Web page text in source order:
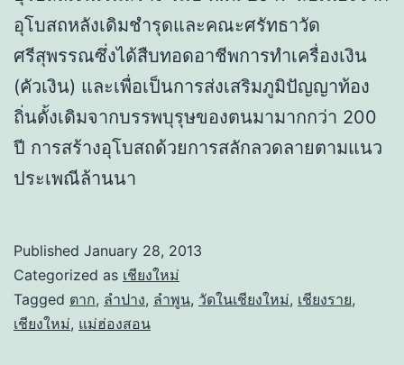
อุโบสถหลังเดิมชำรุดและคณะศรัทธาวัด
ศรีสุพรรณซึ่งได้สืบทอดอาชีพการทำเครื่องเงิน
(คัวเงิน) และเพื่อเป็นการส่งเสริมภูมิปัญญาท้อง
ถิ่นดั้งเดิมจากบรรพบุรุษของตนมามากกว่า 200
ปี การสร้างอุโบสถด้วยการสลักลวดลายตามแนว
ประเพณีล้านนา
Published January 28, 2013
Categorized as เชียงใหม่
Tagged ตาก, ลำปาง, ลำพูน, วัดในเชียงใหม่, เชียงราย,
เชียงใหม่, แม่ฮ่องสอน